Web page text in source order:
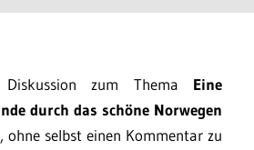
zum Thema Eine
durch das schöne Norwegen
ohne selbst einen Kommentar zu